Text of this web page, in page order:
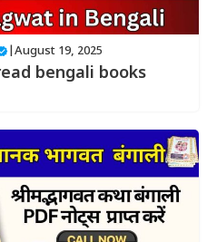
August 19, 2025
5 read bengali books